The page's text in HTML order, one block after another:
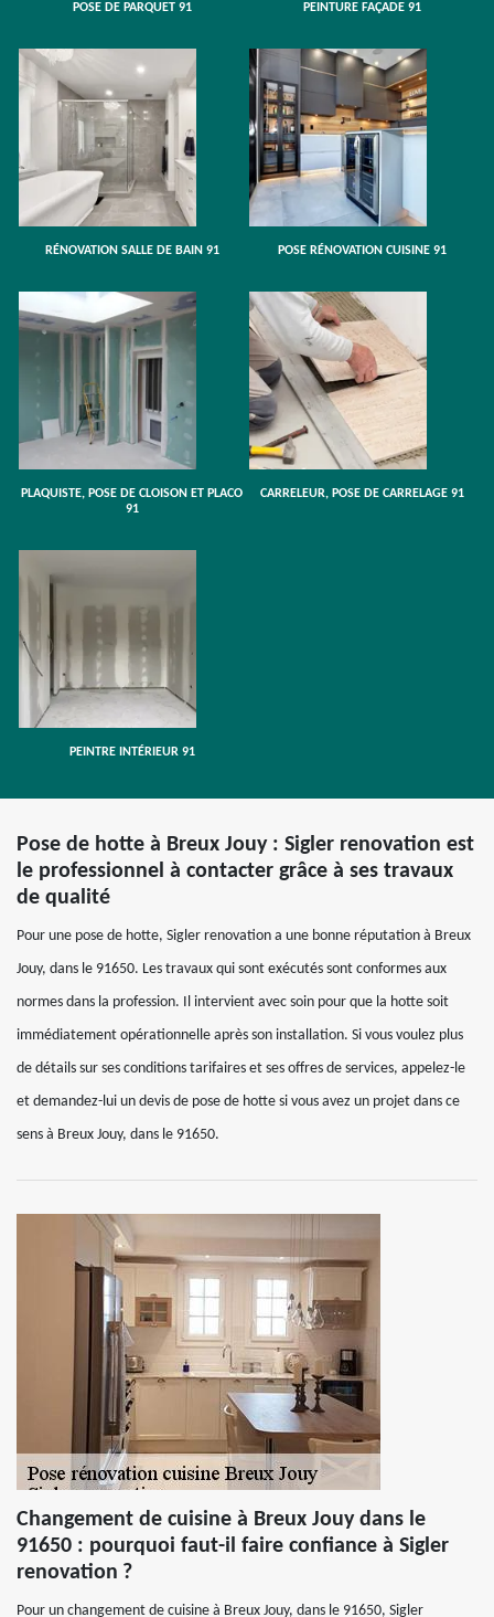
POSE DE PARQUET 91 PEINTURE FAÇADE 91
RÉNOVATION SALLE DE BAIN 91 POSE RÉNOVATION CUISINE 91
PLAQUISTE, POSE DE CLOISON ET PLACO
91
CARRELEUR, POSE DE CARRELAGE 91
PEINTRE INTÉRIEUR 91
Pose de hotte à Breux Jouy : Sigler renovation est
le professionnel à contacter grâce à ses travaux
de qualité
Pour une pose de hotte, Sigler renovation a une bonne réputation à Breux
Jouy, dans le 91650. Les travaux qui sont exécutés sont conformes aux
normes dans la profession. Il intervient avec soin pour que la hotte soit
immédiatement opérationnelle après son installation. Si vous voulez plus
de détails sur ses conditions tarifaires et ses offres de services, appelez-le
et demandez-lui un devis de pose de hotte si vous avez un projet dans ce
sens à Breux Jouy, dans le 91650.
Changement de cuisine à Breux Jouy dans le
91650 : pourquoi faut-il faire confiance à Sigler
renovation ?
Pour un changement de cuisine à Breux Jouy, dans le 91650, Sigler